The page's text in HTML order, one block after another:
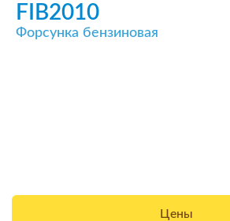
FIB2010
Форсунка бензиновая
Цены